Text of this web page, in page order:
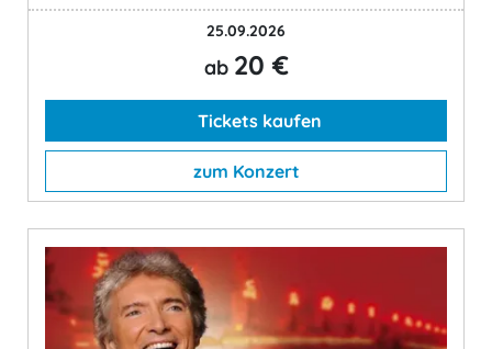
25.09.2026
ab 20 €
Tickets kaufen
zum Konzert